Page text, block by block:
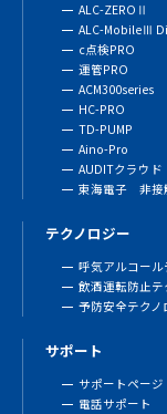
ALC-ZEROⅡ
ALC-MobileⅢ
c点検PRO
運管PRO
ACM300series
HC-PRO
TD-PUMP
Aino-Pro
AUDITクラウド
東海電子 非接
テクノロジー
呼気アルコール
飲酒運転防止テ
予防安全テクノ
サポート
サポートページ
電話サポート